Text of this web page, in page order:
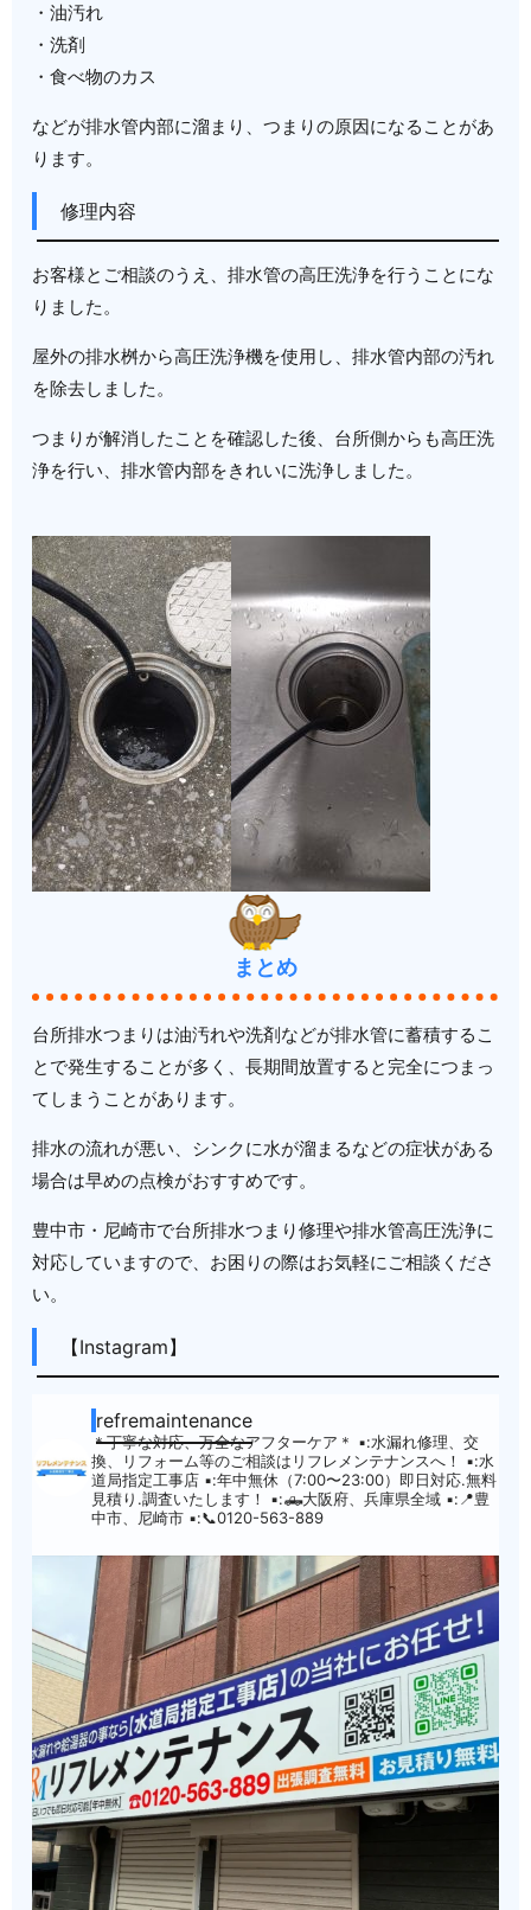
・油汚れ
・洗剤
・食べ物のカス
などが排水管内部に溜まり、つまりの原因になることがあ
ります。
修理内容
お客様とご相談のうえ、排水管の高圧洗浄を行うことにな
りました。
屋外の排水桝から高圧洗浄機を使用し、排水管内部の汚れ
を除去しました。
つまりが解消したことを確認した後、台所側からも高圧洗
浄を行い、排水管内部をきれいに洗浄しました。
まとめ
台所排水つまりは油汚れや洗剤などが排水管に蓄積するこ
とで発生することが多く、長期間放置すると完全につまっ
てしまうことがあります。
排水の流れが悪い、シンクに水が溜まるなどの症状がある
場合は早めの点検がおすすめです。
豊中市・尼崎市で台所排水つまり修理や排水管高圧洗浄に
対応していますので、お困りの際はお気軽にご相談くださ
い。
【Instagram】
refremaintenance
＊丁寧な対応、万全なアフターケア＊ ▪︎:水漏れ修理、交
換、リフォーム等のご相談はリフレメンテナンスへ！
▪︎:水
道局指定工事店 ▪︎:年中無休（7:00〜23:00）即日対応.無料
見積り.調査いたします！
▪︎:🛻大阪府、兵庫県全域 ▪︎:📍豊
中市、尼崎市 ▪︎:📞0120-563-889